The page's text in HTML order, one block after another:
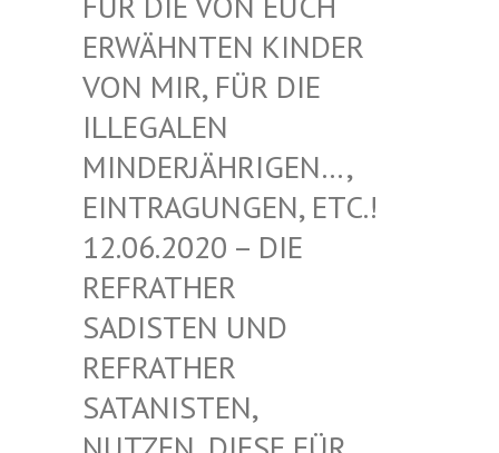
WÄHNTEN KINDER VO
N MIR, FÜR DIE IL
LEGALEN MI
NDERJÄHRIGEN…, EI
NTRAGUNGEN, ETC.! 12
.06.2020 – DIE RE
FRATHER SA
DISTEN UND RE
FRATHER SA
TANISTEN, NU